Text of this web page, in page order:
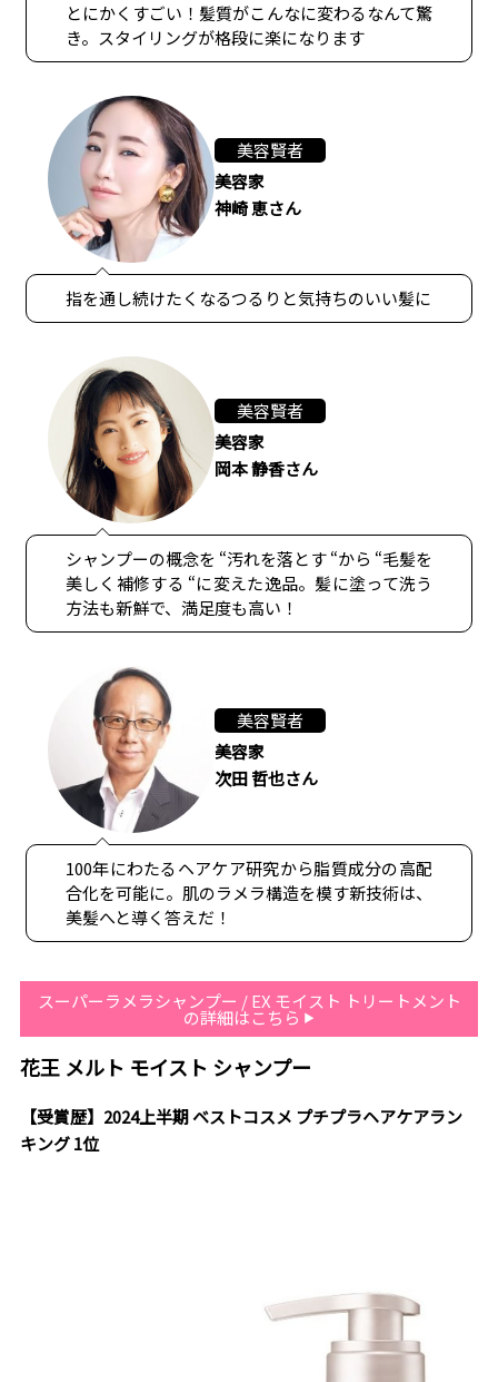
とにかくすごい！髪質がこんなに変わるなんて驚
き。スタイリングが格段に楽になります
美容賢者
美容家
神崎 恵さん
指を通し続けたくなるつるりと気持ちのいい髪に
美容賢者
美容家
岡本 静香さん
シャンプーの概念を “汚れを落とす “から “毛髪を
美しく補修する “に変えた逸品。髪に塗って洗う
方法も新鮮で、満足度も高い！
美容賢者
美容家
次田 哲也さん
100年にわたるヘアケア研究から脂質成分の高配
合化を可能に。肌のラメラ構造を模す新技術は、
美髪へと導く答えだ！
スーパーラメラシャンプー / EX モイスト トリートメント
の詳細はこちら
花王 メルト モイスト シャンプー
【受賞歴】2024上半期 ベストコスメ プチプラヘアケアラン
キング 1位